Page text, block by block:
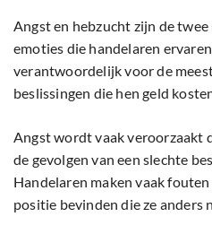
Angst en hebzucht zijn de
emoties die handelaren
verantwoordelijk voor de
beslissingen die hen geld
Angst wordt vaak veroorzaakt
de gevolgen van een slechte
Handelaren maken vaak
positie bevinden die ze anders